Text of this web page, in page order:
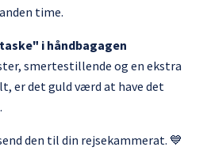
time.
i håndbagagen
smertestillende og en ekstra
er det guld værd at have det
den til din rejsekammerat. 💙